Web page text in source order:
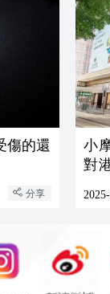
傷的還
分享
小
對